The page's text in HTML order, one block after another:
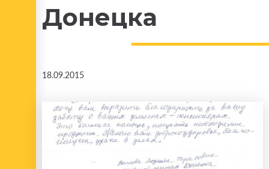
Донецка
18.09.2015